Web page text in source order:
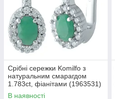
Срібні сережки Komilfo з
натуральним смарагдом
1.783ct, фіанітами (1963531)
В наявності